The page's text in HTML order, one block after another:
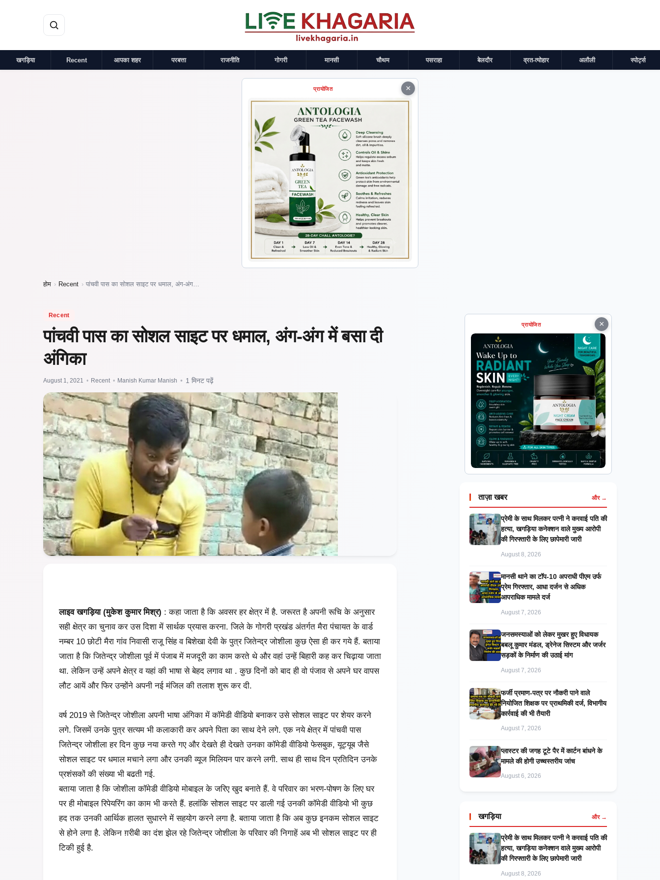
खगड़िया Recent आपका शहर परबत्ता राजनीति गोगरी मानसी चौथम पसराहा बेलदौर व्रत-त्योहार अलौली स्पोर्ट्स
×
प्रायोजित
होम › Recent › पांचवी पास का सोशल साइट पर धमाल, अंग-अंग…
Recent
पांचवी पास का सोशल साइट पर धमाल, अंग-अंग में बसा दी
अंगिका
August 1, 2021 • Recent • Manish Kumar Manish • 1 मिनट पढ़ें
लाइव खगड़िया (मुकेश कुमार मिश्र) : कहा जाता है कि अवसर हर क्षेत्र में है. जरूरत है अपनी रूचि के अनुसार
सही क्षेत्र का चुनाव कर उस दिशा में सार्थक प्रयास करना. जिले के गोगरी प्रखंड अंतर्गत मैरा पंचायत के वार्ड
नम्बर 10 छोटी मैरा गांव निवासी राजू सिंह व बिशेखा देवी के पुत्र जितेन्द्र जोशीला कुछ ऐसा ही कर गये हैं. बताया
जाता है कि जितेन्द्र जोशीला पूर्व में पंजाब में मजदूरी का काम करते थे और वहां उन्हें बिहारी कह कर चिढ़ाया जाता
था. लेकिन उन्हें अपने क्षेत्र व यहां की भाषा से बेहद लगाव था . कुछ दिनों को बाद ही वो पंजाव से अपने घर वापस
लौट आयें और फिर उन्होंने अपनी नई मंजिल की तलाश शुरू कर दी.
वर्ष 2019 से जितेन्द्र जोशीला अपनी भाषा अंगिका में कॉमेडी वीडियो बनाकर उसे सोशल साइट पर शेयर करने
लगे. जिसमें उनके पुत्रसत्यम भी कलाकारी कर अपने पिता का साथ देने लगे. एक नये क्षेत्र में पांचवी पास
जितेन्द्र जोशीला हर दिन कुछ नया करते गए और देखते ही देखते उनका कॉमेडी वीडियोफेसबुक, यूट्यूब जैसे
सोशल साइट पर धमाल मचाने लगा और उनकी व्यूजमिलियन पार करने लगी. साथ ही साथ दिन प्रतिदिन उनके
प्रशंसकों की संख्या भी बढती गई.
बताया जाता है किजोशीला कॉमेडी वीडियो मोबाइल के जरिए खुद बनाते हैं. वे परिवार का भरण-पोषण के लिए घर
पर ही मोबाइल रिपेयरिंग का काम भी करते हैं. हलांकि सोशल साइट पर डाली गई उनकी कॉमेडी वीडियो भी कुछ
हद तक उनकी आर्थिक हालत सुधारने में सहयोग करने लगा है. बताया जाता है कि अब कुछ इनकम सोशल साइट
से होने लगा है. लेकिनग़रीबी का दंश झेल रहे जितेन्द्र जोशीला के परिवार की निगाहें अब भी सोशल साइट पर ही
टिकी हुई है.
×
प्रायोजित
ताज़ा खबर और →
प्रेमी के साथ मिलकर पत्नी ने करवाई पति की
हत्या, खगड़िया कनेक्शन वाले मुख्य आरोपी
की गिरफ्तारी के लिए छापेमारी जारी
August 8, 2026
मानसी थाने का टॉप-10 अपराधी पीएम उर्फ
प्रेम गिरफ्तार, आधा दर्जन से अधिक
आपराधिक मामले दर्ज
August 7, 2026
जनसमस्याओं को लेकर मुखर हुए विधायक
बबलू कुमार मंडल, ड्रेनेज सिस्टम और जर्जर
सड़कों के निर्माण की उठाई मांग
August 7, 2026
फर्जी प्रमाण-पत्र पर नौकरी पाने वाले
नियोजित शिक्षक पर प्राथमिकी दर्ज, विभागीय
कार्रवाई की भी तैयारी
August 7, 2026
प्लास्टर की जगह टूटे पैर में कार्टन बांधने के
मामले की होगी उच्चस्तरीय जांच
August 6, 2026
खगड़िया और →
प्रेमी के साथ मिलकर पत्नी ने करवाई पति की
हत्या, खगड़िया कनेक्शन वाले मुख्य आरोपी
की गिरफ्तारी के लिए छापेमारी जारी
August 8, 2026